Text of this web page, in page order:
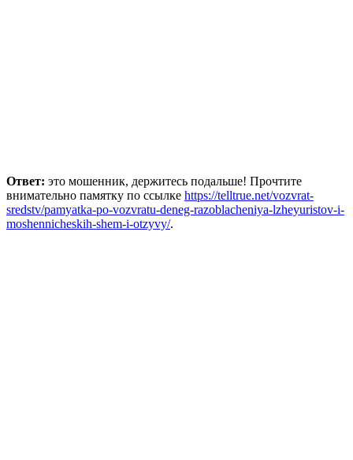
Ответ: это мошенник, держитесь подальше! Прочтите
внимательно памятку по ссылке https://telltrue.net/vozvrat-
sredstv/pamyatka-po-vozvratu-deneg-razoblacheniya-lzheyuristov-i-
moshennicheskih-shem-i-otzyvy/.